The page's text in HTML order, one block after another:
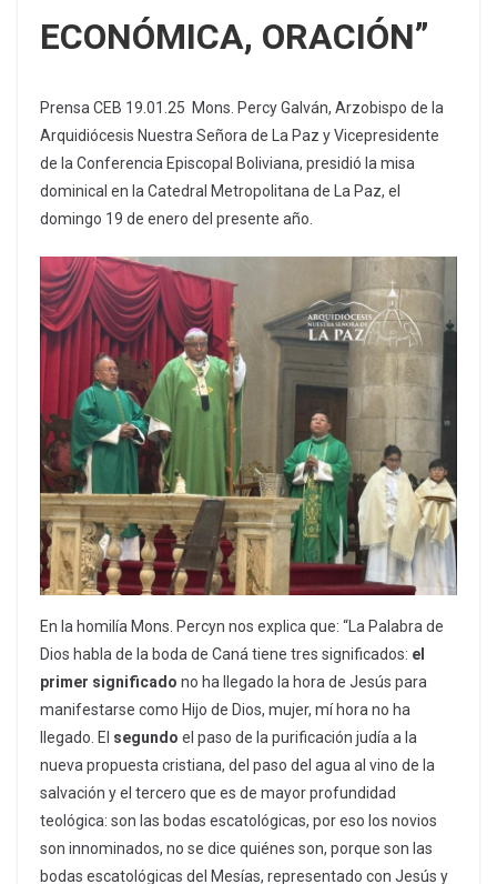
ECONÓMICA, ORACIÓN”
Prensa CEB 19.01.25 Mons. Percy Galván, Arzobispo de la
Arquidiócesis Nuestra Señora de La Paz y Vicepresidente
de la Conferencia Episcopal Boliviana, presidió la misa
dominical en la Catedral Metropolitana de La Paz, el
domingo 19 de enero del presente año.
En la homilía Mons. Percyn nos explica que: “La Palabra de
Dios habla de la boda de Caná tiene tres significados: el
primer significado no ha llegado la hora de Jesús para
manifestarse como Hijo de Dios, mujer, mí hora no ha
llegado. El segundo el paso de la purificación judía a la
nueva propuesta cristiana, del paso del agua al vino de la
salvación y el tercero que es de mayor profundidad
teológica: son las bodas escatológicas, por eso los novios
son innominados, no se dice quiénes son, porque son las
bodas escatológicas del Mesías, representado con Jesús y